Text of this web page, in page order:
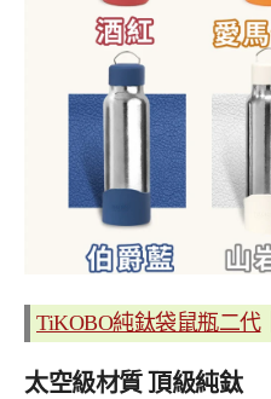
TiKOBO純鈦袋鼠瓶二代｜
太空級材質頂級純鈦